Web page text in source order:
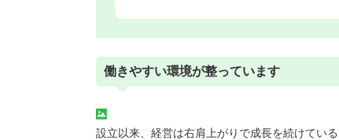
働きやすい環境が整っています
設立以来、経営は右肩上がりで成長を続けてい